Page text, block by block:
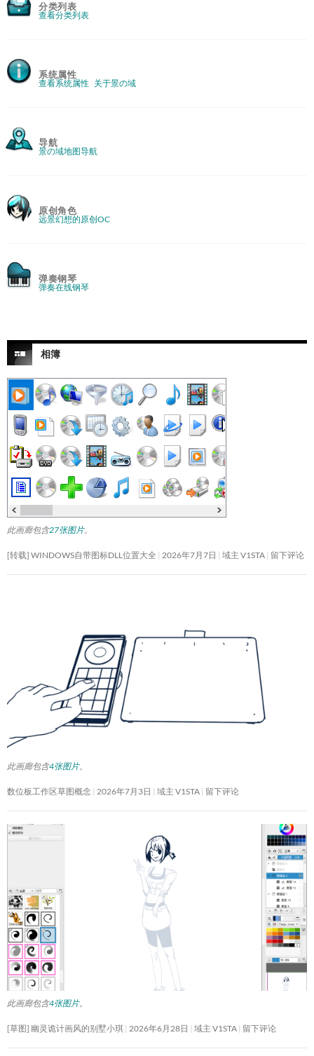
分类列表
查看分类列表
系统属性
查看系统属性 关于景の域
导航
景の域地图导航
原创角色
远景幻想的原创OC
弹奏钢琴
弹奏在线钢琴
相簿
此画廊包含27张图片。
[转载] WINDOWS自带图标DLL位置大全 2026年7月7日 域主 V1STA 留下评论
此画廊包含4张图片。
数位板工作区草图概念 2026年7月3日 域主 V1STA 留下评论
此画廊包含4张图片。
[草图] 幽灵诡计画风的别墅小琪 2026年6月28日 域主 V1STA 留下评论